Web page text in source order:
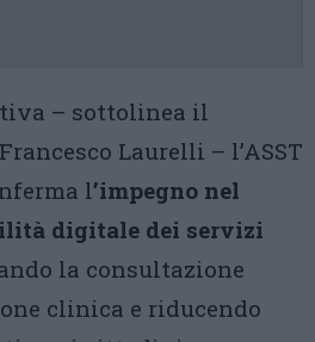
– sottolinea il
Laurelli – l’ASST
l’impegno nel
digitale dei servizi
la consultazione
clinica e riducendo